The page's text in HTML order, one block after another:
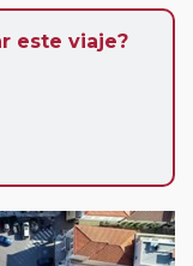
este viaje?